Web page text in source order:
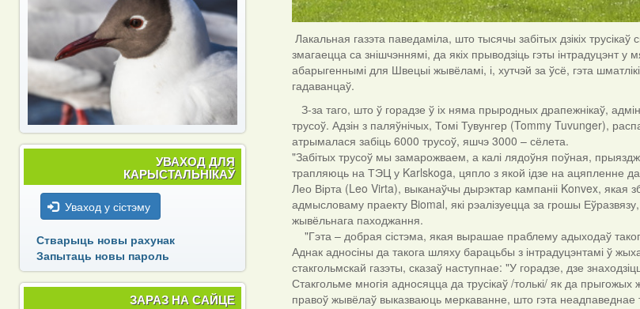
Лакальная газэта паведаміла, што тысячы забітых дзікіх
змагаецца са знішчэннямі, да якіх прыводзіць гэты інтрадуцэнт у
абарыгеннымі для Швецыі жывёламі, і, хутчэй за ўсё, гэта
гадаванцаў.
З-за таго, што ў горадзе ў іх няма прыродных драпежнікаў,
трусоў. Адзін з паляўнічых, Томі Тувунгер (Tommy Tuvunger),
атрымалася забіць 6000 трусоў, яшчэ 3000 – сёлета.
"Забітых трусоў мы замарожваем, а калі лядоўня поўная,
трапляюць на ТЭЦ у Karlskoga, цяпло з якой ідзе на ацяпленне
Лео Вірта (Leo Virta), выканаўчы дырэктар кампаніі Konvex, якая
адмысловаму праекту Biomal, які рэалізуецца за грошы
жывёльнага паходжання.
"Гэта – добрая сістэма, якая вырашае праблему адыходаў
Аднак адносіны да такога шляху барацьбы з інтрадуцэнтамі ў
стакгольмскай газэты, сказаў наступнае: "У горадзе, дзе
Стакгольме многія адносяцца да трусікаў /толькі/ як да
правоў жывёлаў выказваюць меркаванне, што гэта неадпаведнае
УВАХОД ДЛЯ
КАРЫСТАЛЬНІКАЎ
Уваход у сістэму
Стварыць новы рахунак
Запытаць новы пароль
ЗАРАЗ НА САЙЦЕ